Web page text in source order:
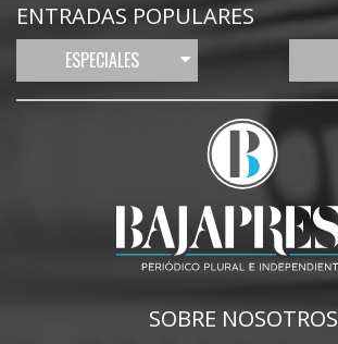
ENTRADAS POPULARES
ESPECIALES
SOBRE NOSOTROS